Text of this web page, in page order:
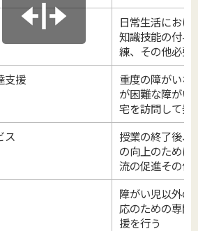
日常生活におけ
知識技能の付与
練、その他必要
支援
重度の障がいな
が困難な障がい
宅を訪問して発
ス
授業の終了後、
の向上のために
流の促進その他
障がい児以外の
応のための専門
援を行う